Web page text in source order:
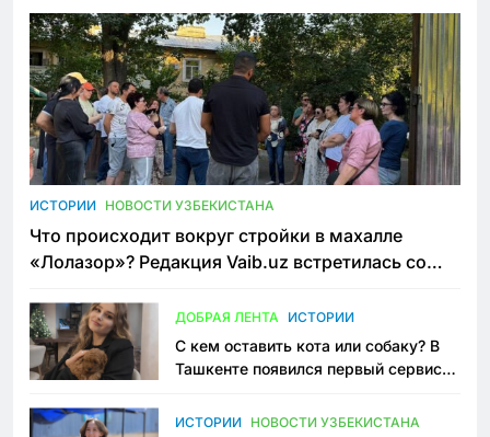
ИСТОРИИ НОВОСТИ УЗБЕКИСТАНА
Что происходит вокруг стройки в махалле
«Лолазор»? Редакция Vaib.uz встретилась со
ДОБРАЯ ЛЕНТА ИСТОРИИ
С кем оставить кота или собаку? В
Ташкенте появился первый сервис
ИСТОРИИ НОВОСТИ УЗБЕКИСТАНА